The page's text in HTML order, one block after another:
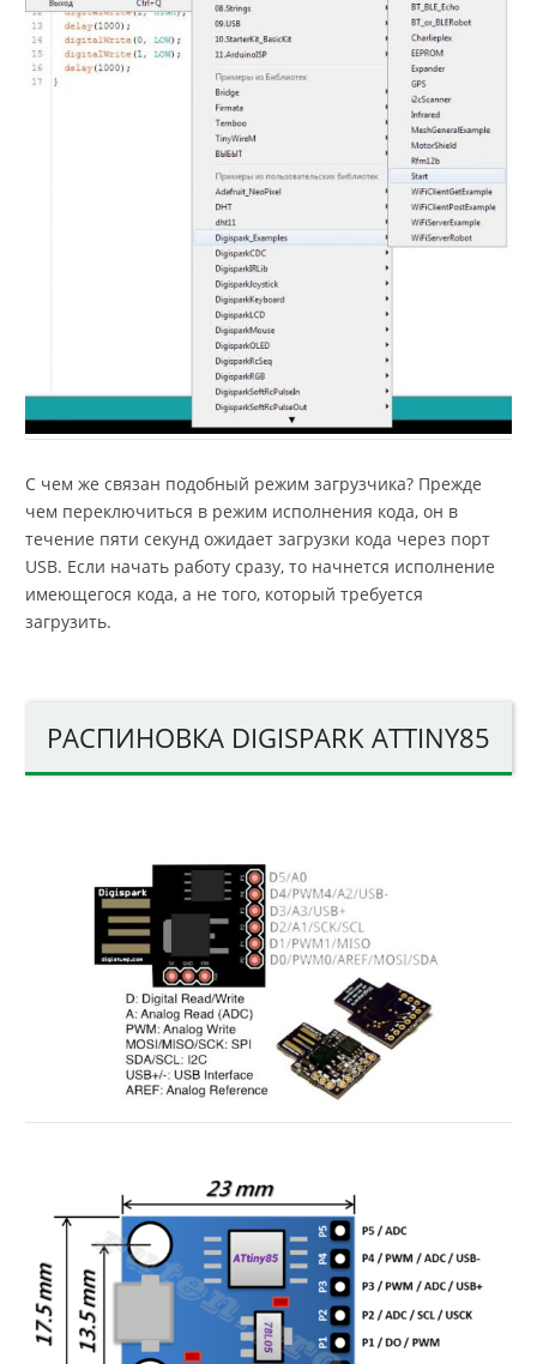
С чем же связан подобный режим загрузчика? Прежде
чем переключиться в режим исполнения кода, он в
течение пяти секунд ожидает загрузки кода через порт
USB. Если начать работу сразу, то начнется исполнение
имеющегося кода, а не того, который требуется
загрузить.
РАСПИНОВКА DIGISPARK ATTINY85